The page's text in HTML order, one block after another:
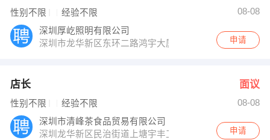
性别不限 经验不限
08-08
深圳厚屹照明有限公司
深圳市龙华新区东环二路鸿宇大厦1301
申请
店长 面议
性别不限 经验不限
08-08
深圳市清峰茶食品贸易有限公司
深圳龙华新区民治街道上塘宇丰工业城二栋一楼申请